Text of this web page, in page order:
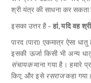
श्री यंत्र की साधना कर सकता
इसका उत्तर है –हां, यदि वह
पारद (पारा) एकमात्र ऐसा
इसकी ऊर्जा किसी भी अन्य
संचायकमाना गया है। हमारे
किए, और इसेरसराजकहा गया।